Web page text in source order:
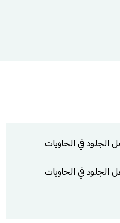
Us الجلود في الحاويات
الجلود في الحاويات